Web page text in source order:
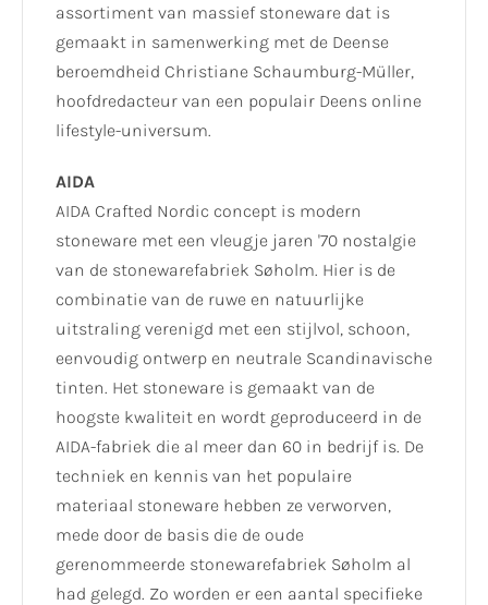
assortiment van massief stoneware dat is
gemaakt in samenwerking met de Deense
beroemdheid Christiane Schaumburg-Müller,
hoofdredacteur van een populair Deens online
lifestyle-universum.
AIDA
AIDA Crafted Nordic concept is modern
stoneware met een vleugje jaren '70 nostalgie
van de stonewarefabriek Søholm. Hier is de
combinatie van de ruwe en natuurlijke
uitstraling verenigd met een stijlvol, schoon,
eenvoudig ontwerp en neutrale Scandinavische
tinten. Het stoneware is gemaakt van de
hoogste kwaliteit en wordt geproduceerd in de
AIDA-fabriek die al meer dan 60 in bedrijf is. De
techniek en kennis van het populaire
materiaal stoneware hebben ze verworven,
mede door de basis die de oude
gerenommeerde stonewarefabriek Søholm al
had gelegd. Zo worden er een aantal specifieke